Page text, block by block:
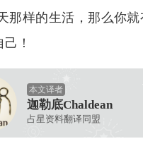
那样的生活，那么你
！
本文译者
迦勒底Chaldean
占星资料翻译同盟